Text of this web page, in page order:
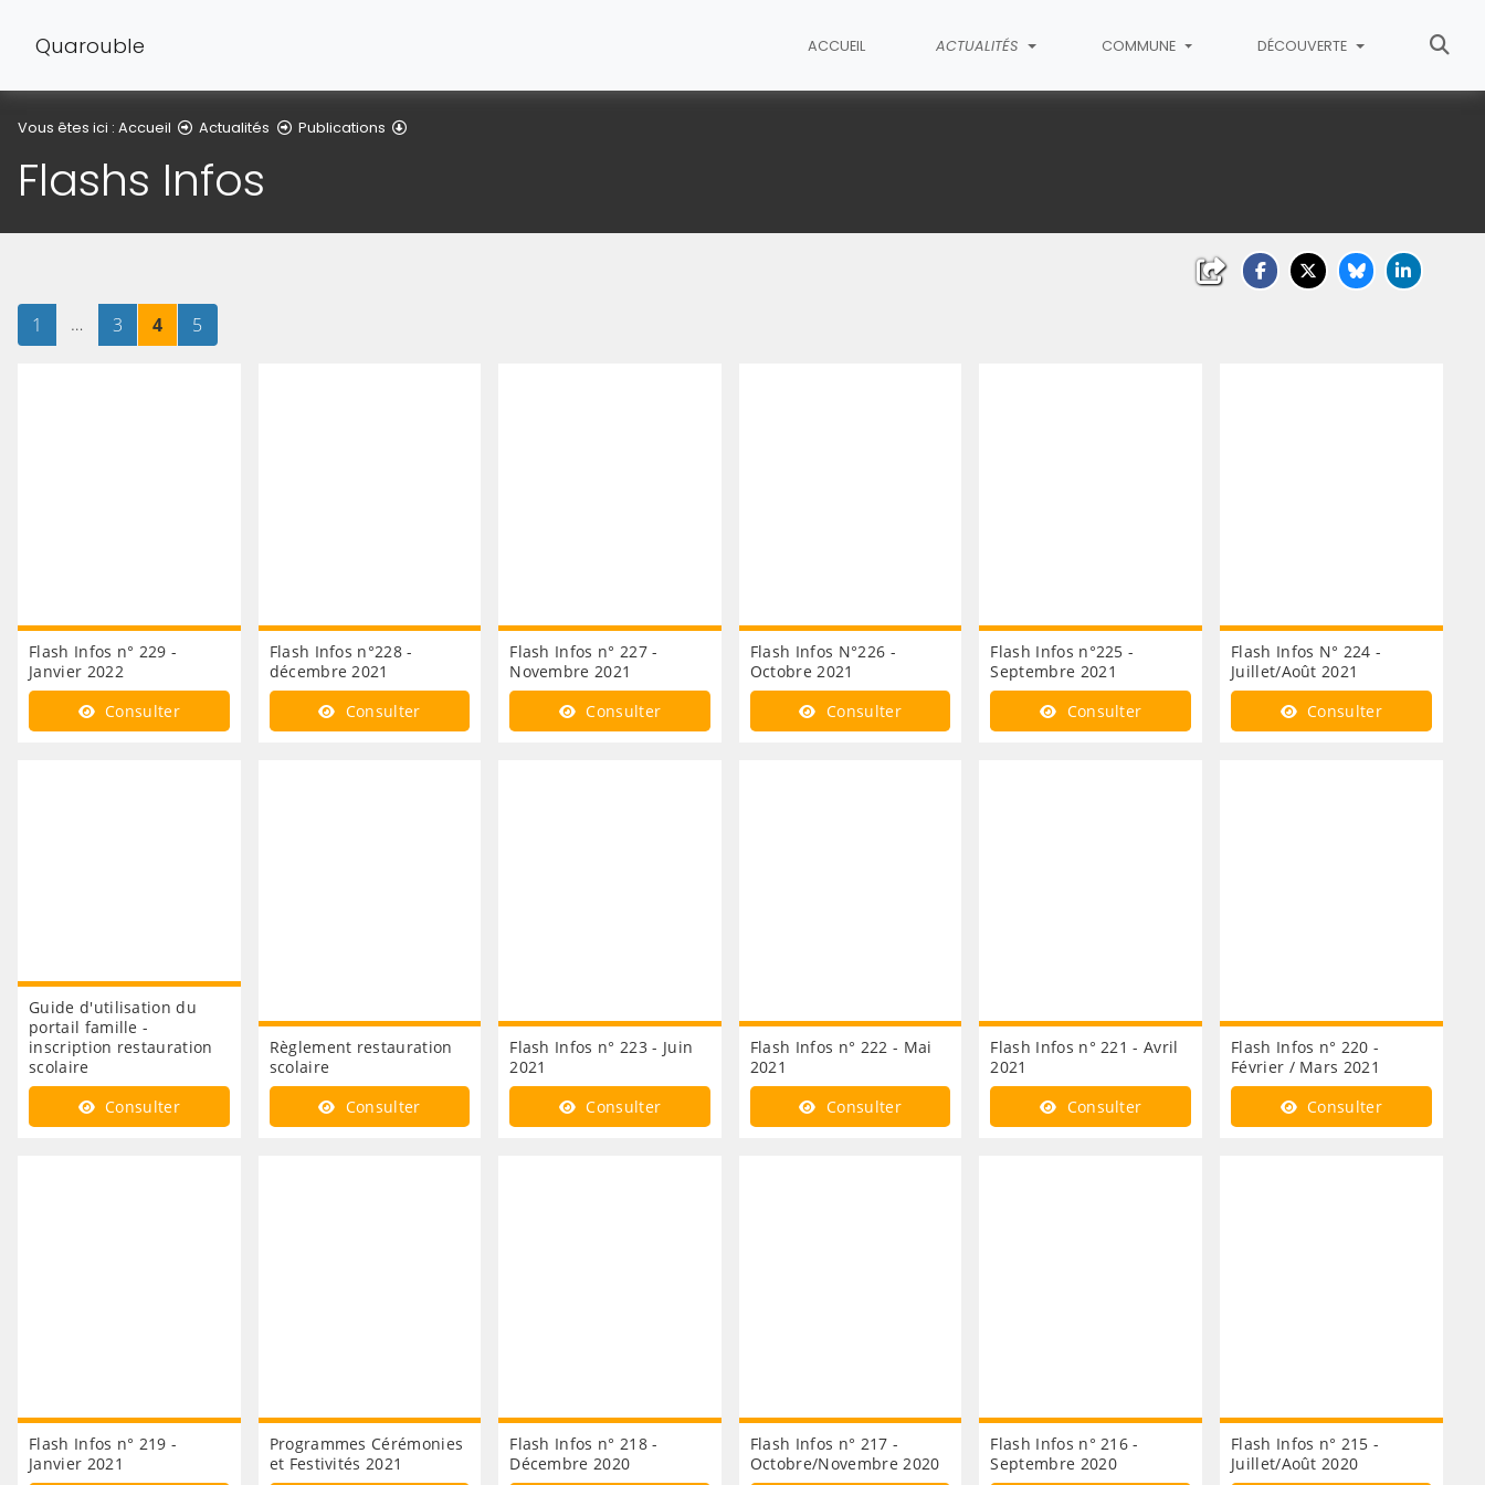
Quarouble ACCUEIL ACTUALITÉS COMMUNE DÉCOUVERTE
Vous êtes ici : Accueil Actualités Publications
Flashs Infos
Page
1 sur 5
… Page
3sur 5Page
4sur 5Page
5
Flash Infos n° 229 -
Janvier 2022
Consulter
Flash Infos n°228 -
décembre 2021
Consulter
Flash Infos n° 227 -
Novembre 2021
Consulter
Flash Infos N°226 -
Octobre 2021
Consulter
Flash Infos n°225 -
Septembre 2021
Consulter
Flash Infos N° 224 -
Juillet/Août 2021
Consulter
Guide d'utilisation du
portail famille -
inscription restauration
scolaire
Consulter
Règlement restauration
scolaire
Consulter
Flash Infos n° 223 - Juin
2021
Consulter
Flash Infos n° 222 - Mai
2021
Consulter
Flash Infos n° 221 - Avril
2021
Consulter
Flash Infos n° 220 -
Février / Mars 2021
Consulter
Flash Infos n° 219 -
Janvier 2021
Programmes Cérémonies
et Festivités 2021
Flash Infos n° 218 -
Décembre 2020
Flash Infos n° 217 -
Octobre/Novembre 2020
Flash Infos n° 216 -
Septembre 2020
Flash Infos n° 215 -
Juillet/Août 2020